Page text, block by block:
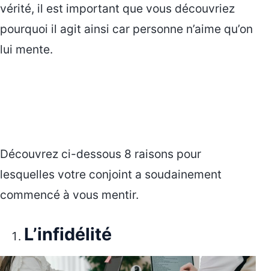
vérité, il est important que vous découvriez
pourquoi il agit ainsi car personne n’aime qu’on
lui mente.
Découvrez ci-dessous 8 raisons pour
lesquelles votre conjoint a soudainement
commencé à vous mentir.
L’infidélité